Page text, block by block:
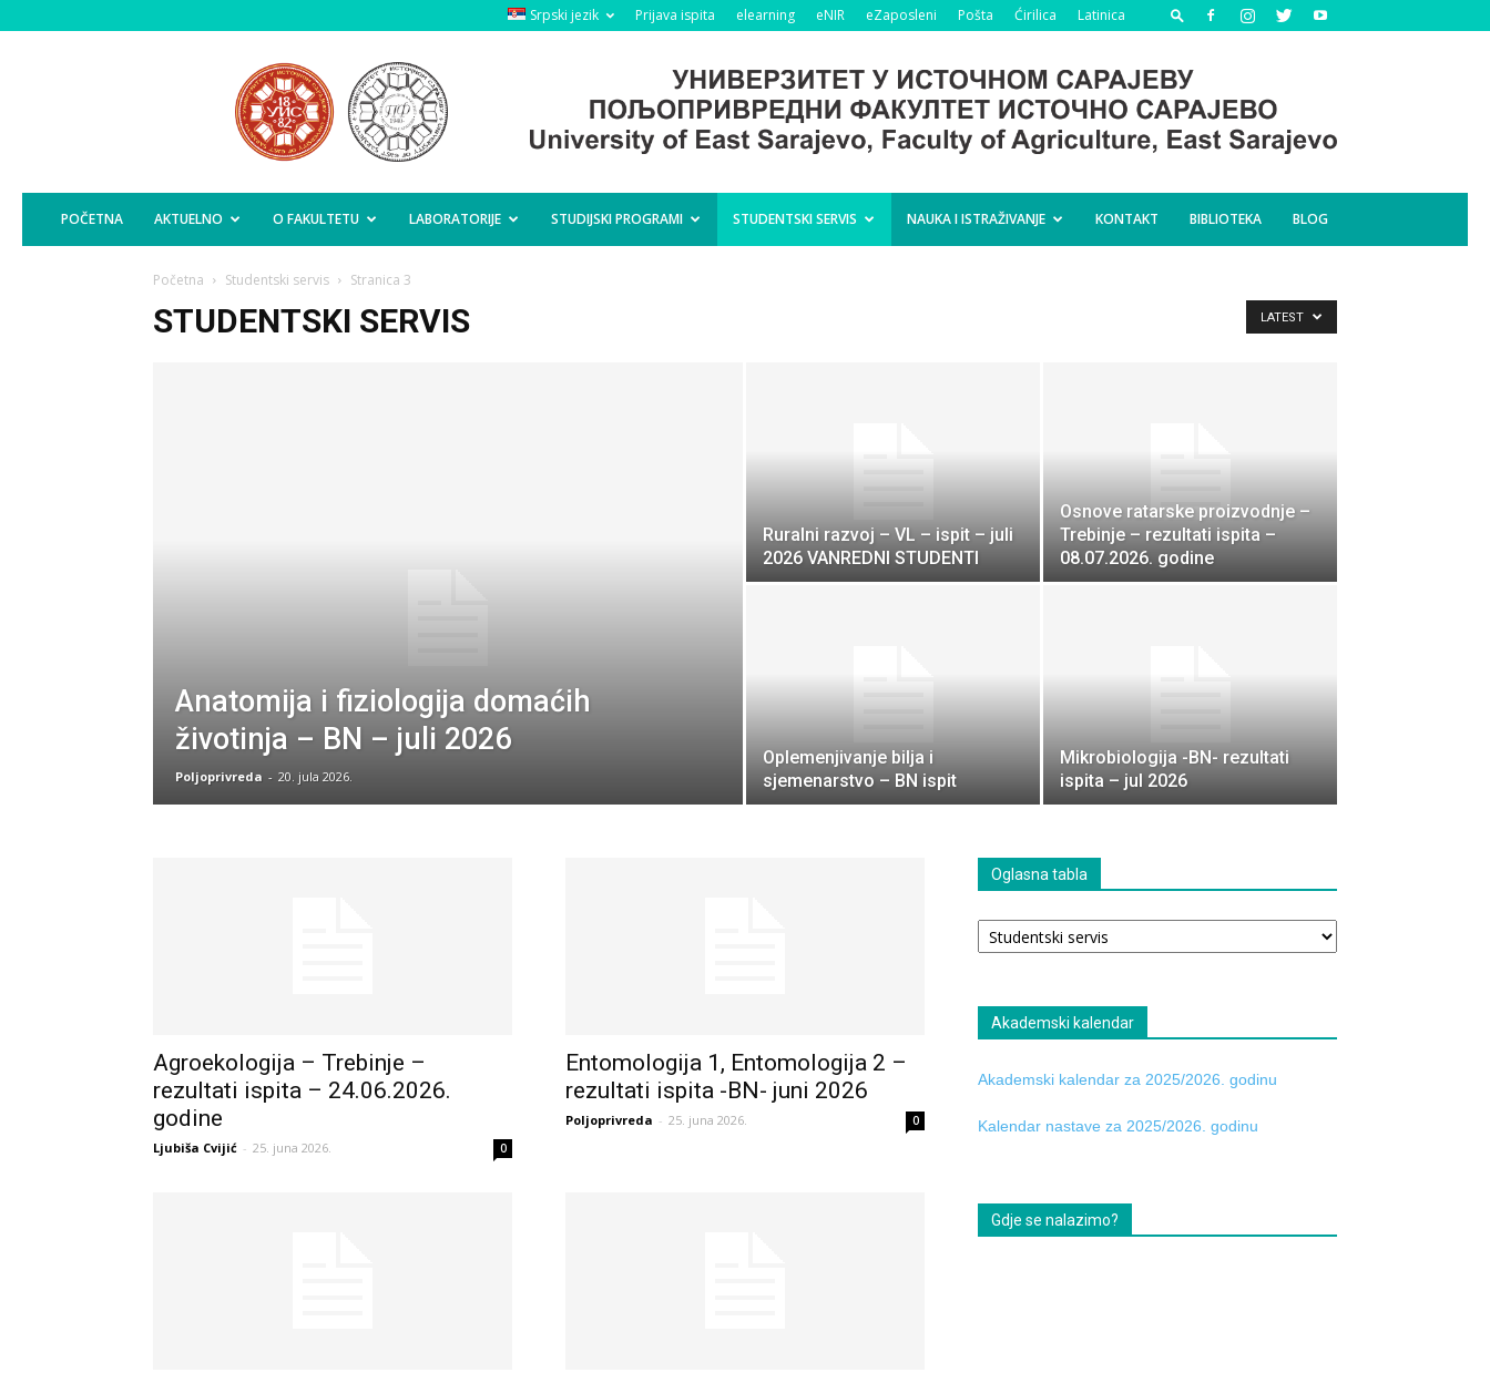
Srpski jezik Prijava ispita elearning eNIR eZaposleni Pošta Ćirilica Latinica
Poljoprivredni
Fakultet
Istočno
Sarajevo
POČETNA AKTUELNO O FAKULTETU LABORATORIJE STUDIJSKI PROGRAMI STUDENTSKI SERVIS NAUKA I ISTRAŽIVANJE KONTAKT BIBLIOTEKA BLOG
Početna Studentski servis Stranica 3
STUDENTSKI SERVIS LATEST
Anatomija i fiziologija domaćih
životinja – BN – juli 2026
Poljoprivreda - 20. jula 2026.
Ruralni razvoj – VL – ispit – juli
2026 VANREDNI STUDENTI
Osnove ratarske proizvodnje –
Trebinje – rezultati ispita –
08.07.2026. godine
Oplemenjivanje bilja i
sjemenarstvo – BN ispit
Mikrobiologija -BN- rezultati
ispita – jul 2026
Agroekologija – Trebinje –
rezultati ispita – 24.06.2026.
godine
Ljubiša Cvijić - 25. juna 2026. 0
Entomologija 1, Entomologija 2 –
rezultati ispita -BN- juni 2026
Poljoprivreda - 25. juna 2026. 0
Oglasna tabla
Oglasna
tabla
Akademski kalendar
Akademski kalendar za 2025/2026. godinu
Kalendar nastave za 2025/2026. godinu
Gdje se nalazimo?